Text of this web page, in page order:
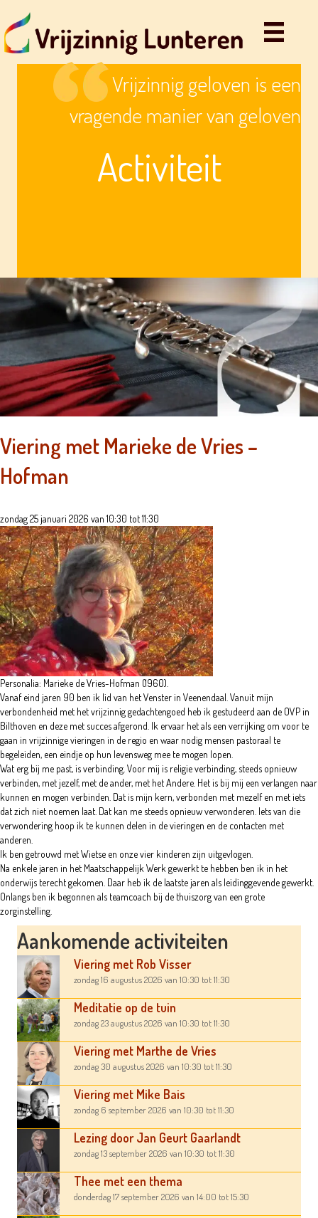
Vrijzinnig geloven is een
vragende manier van geloven
Activiteit
Viering met Marieke de Vries –
Hofman
zondag 25 januari 2026 van 10:30 tot 11:30
Personalia: Marieke de Vries-Hofman (1960).
Vanaf eind jaren 90 ben ik lid van het Venster in Veenendaal. Vanuit mijn
verbondenheid met het vrijzinnig gedachtengoed heb ik gestudeerd aan de OVP in
Bilthoven en deze met succes afgerond. Ik ervaar het als een verrijking om voor te
gaan in vrijzinnige vieringen in de regio en waar nodig mensen pastoraal te
begeleiden, een eindje op hun levensweg mee te mogen lopen.
Wat erg bij me past, is verbinding. Voor mij is religie verbinding, steeds opnieuw
verbinden, met jezelf, met de ander, met het Andere. Het is bij mij een verlangen naar
kunnen en mogen verbinden. Dat is mijn kern, verbonden met mezelf en met iets
dat zich niet noemen laat. Dat kan me steeds opnieuw verwonderen. Iets van die
verwondering hoop ik te kunnen delen in de vieringen en de contacten met
anderen.
Ik ben getrouwd met Wietse en onze vier kinderen zijn uitgevlogen.
Na enkele jaren in het Maatschappelijk Werk gewerkt te hebben ben ik in het
onderwijs terecht gekomen. Daar heb ik de laatste jaren als leidinggevende gewerkt.
Onlangs ben ik begonnen als teamcoach bij de thuiszorg van een grote
zorginstelling.
Aankomende activiteiten
Viering met Rob Visser
zondag 16 augustus 2026 van 10:30 tot 11:30
Meditatie op de tuin
zondag 23 augustus 2026 van 10:30 tot 11:30
Viering met Marthe de Vries
zondag 30 augustus 2026 van 10:30 tot 11:30
Viering met Mike Bais
zondag 6 september 2026 van 10:30 tot 11:30
Lezing door Jan Geurt Gaarlandt
zondag 13 september 2026 van 10:30 tot 11:30
Thee met een thema
donderdag 17 september 2026 van 14:00 tot 15:30